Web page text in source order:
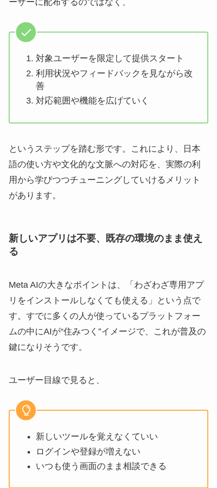
ーザーに配布するのではなく、
対象ユーザーを限定して提供スタート
利用状況やフィードバックを見ながら改
善
対応範囲や機能を広げていく
というステップを踏む形です。これにより、日本
語の使い方や文化的な文脈への対応を、実際の利
用から学びつつチューニングしていけるメリット
があります。
新しいアプリは不要、既存の環境のまま使え
る
Meta AIの大きなポイントは、「わざわざ専用アプ
リをインストールしなくても使える」という点で
す。すでに多くの人が使っているプラットフォー
ムの中にAIが“住みつく”イメージで、これが普及の
鍵になりそうです。
ユーザー目線で見ると、
新しいツールを覚えなくていい
ログインや登録が増えない
いつも使う画面のまま相談できる